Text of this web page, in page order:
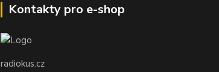
Kontakty pro e-shop
radiokus.cz